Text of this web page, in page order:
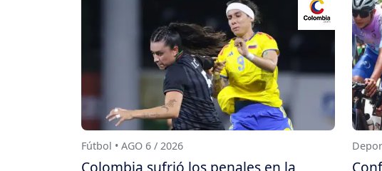
Fútbol • AGO 6 / 2026
Colombia sufrió los penales en la